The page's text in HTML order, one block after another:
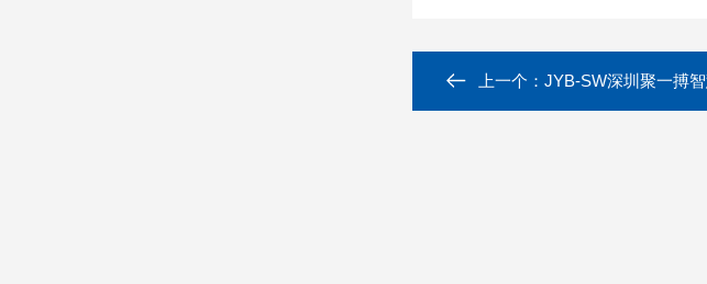
上一个：JYB-SW深圳聚一搏智慧水